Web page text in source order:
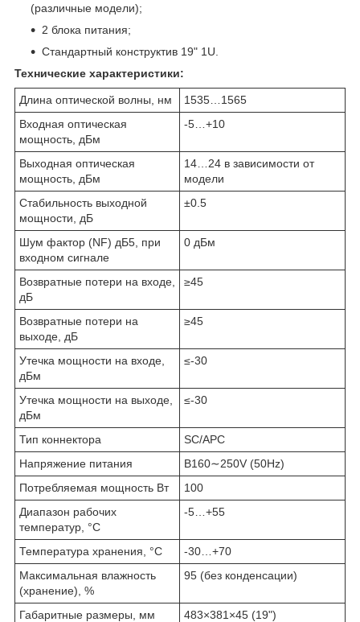
(различные модели);
2 блока питания;
Стандартный конструктив 19" 1U.
Технические характеристики:
Длина оптической волны, нм
1535…1565
Входная оптическая
мощность, дБм
-5…+10
Выходная оптическая
мощность, дБм
14…24 в зависимости от
модели
Стабильность выходной
мощности, дБ
±0.5
Шум фактор (NF) дБ5, при
входном сигнале
0 дБм
Возвратные потери на входе,
дБ
≥45
Возвратные потери на
выходе, дБ
≥45
Утечка мощности на входе,
дБм
≤-30
Утечка мощности на выходе,
дБм
≤-30
Тип коннектора
SC/APC
Напряжение питания
В160∼250V (50Hz)
Потребляемая мощность Вт
100
Диапазон рабочих
температур, °C
-5…+55
Температура хранения, °C
-30…+70
Максимальная влажность
(хранение), %
95 (без конденсации)
Габаритные размеры, мм 483×381×45 (19")